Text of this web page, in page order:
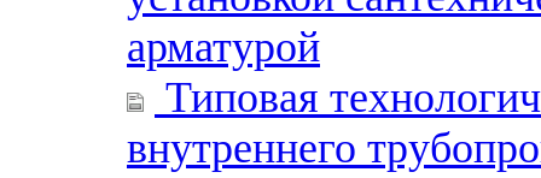
арматурой
Типовая
внутреннего